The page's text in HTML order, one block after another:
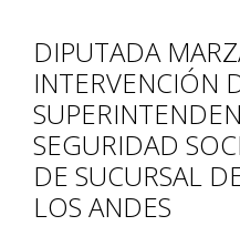
DIPUTADA
INTERVENCIÓN
SEGURIDAD
DE SUCURSAL
LOS ANDES